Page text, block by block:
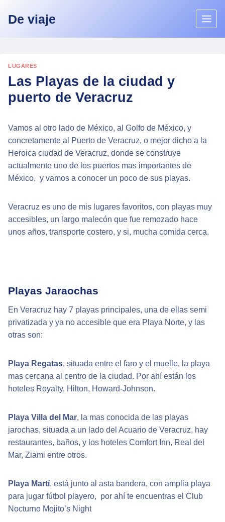
De viaje
LUGARES
Las Playas de la ciudad y
puerto de Veracruz
Vamos al otro lado de México, al Golfo de México, y
concretamente al Puerto de Veracruz, o mejor dicho a la
Heroica ciudad de Veracruz, donde se construye
actualmente uno de los puertos mas importantes de
México, y vamos a conocer un poco de sus playas.
Veracruz es uno de mis lugares favoritos, con playas muy
accesibles, un largo malecón que fue remozado hace
unos años, transporte costero, y si, mucha comida cerca.
Playas Jaraochas
En Veracruz hay 7 playas principales, una de ellas semi
privatizada y ya no accesible que era Playa Norte, y las
otras son:
Playa Regatas, situada entre el faro y el muelle, la playa
mas cercana al centro de la ciudad. Por ahí están los
hoteles Royalty, Hilton, Howard-Johnson.
Playa Villa del Mar, la mas conocida de las playas
jarochas, situada a un lado del Acuario de Veracruz, hay
restaurantes, baños, y los hoteles Comfort Inn, Real del
Mar, Ziami entre otros.
Playa Martí, está junto al asta bandera, con amplia playa
para jugar fútbol playero, por ahí te encuentras el Club
Nocturno Mojito’s Night